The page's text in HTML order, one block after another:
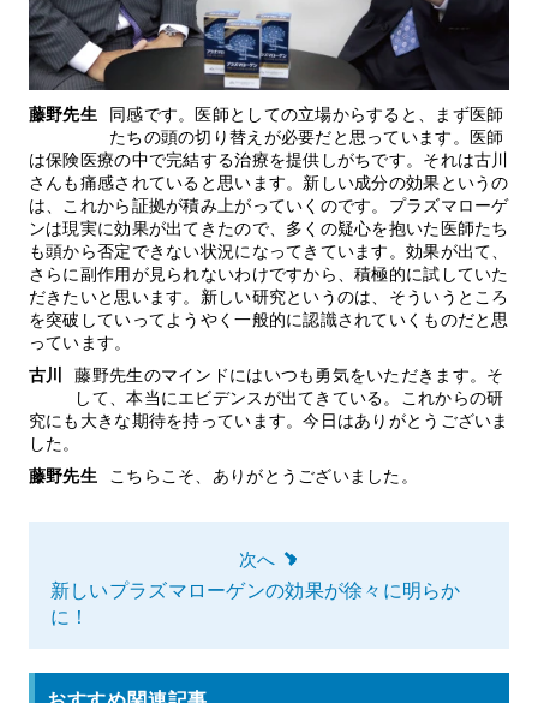
藤野先生
同感です。医師としての立場からすると、まず医師
たちの頭の切り替えが必要だと思っています。医師
は保険医療の中で完結する治療を提供しがちです。それは古川
さんも痛感されていると思います。新しい成分の効果というの
は、これから証拠が積み上がっていくのです。プラズマローゲ
ンは現実に効果が出てきたので、多くの疑心を抱いた医師たち
も頭から否定できない状況になってきています。効果が出て、
さらに副作用が見られないわけですから、積極的に試していた
だきたいと思います。新しい研究というのは、そういうところ
を突破していってようやく一般的に認識されていくものだと思
っています。
古川
藤野先生のマインドにはいつも勇気をいただきます。そ
して、本当にエビデンスが出てきている。これからの研
究にも大きな期待を持っています。今日はありがとうございま
した。
藤野先生
こちらこそ、ありがとうございました。
次へ
新しいプラズマローゲンの効果が徐々に明らか
に！